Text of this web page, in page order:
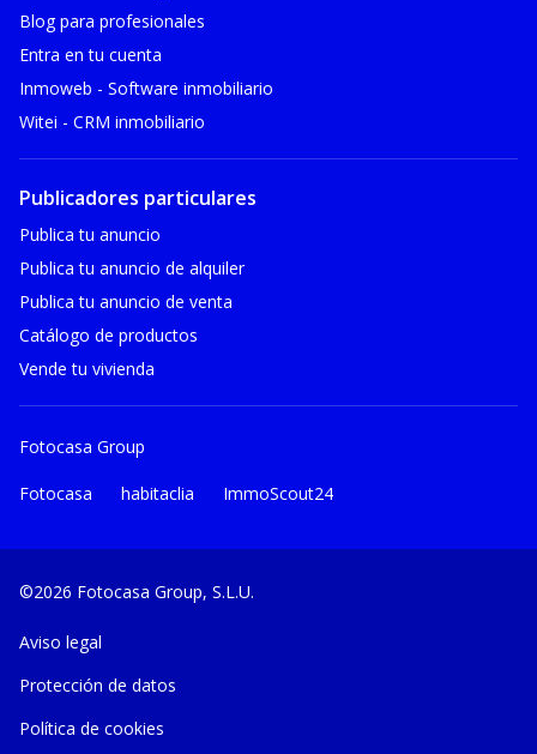
Blog para profesionales
Entra en tu cuenta
Inmoweb - Software inmobiliario
Witei - CRM inmobiliario
Publicadores particulares
Publica tu anuncio
Publica tu anuncio de alquiler
Publica tu anuncio de venta
Catálogo de productos
Vende tu vivienda
Fotocasa Group
Fotocasa habitaclia ImmoScout24
©2026 Fotocasa Group, S.L.U.
Aviso legal
Protección de datos
Política de cookies